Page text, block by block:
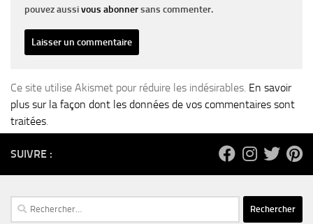
pouvez aussivous abonnersans commenter.
Ce site utilise Akismet pour réduire les indésirables. En savoir
plus sur la façon dont les données de vos commentaires sont
traitées
SUIVRE :
Rechercher :